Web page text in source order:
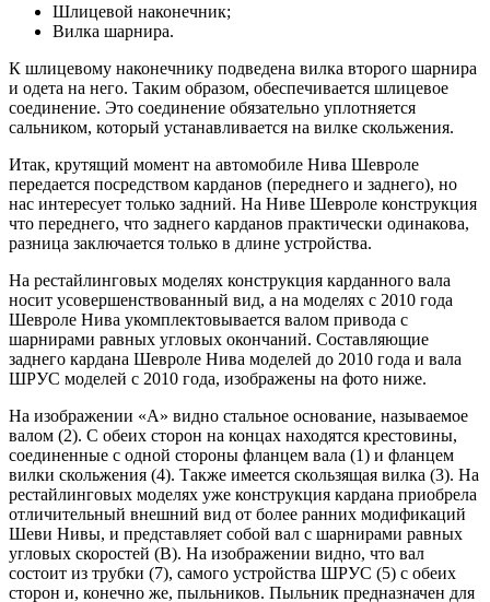
Шлицевой наконечник;
Вилка шарнира.
К шлицевому наконечнику подведена вилка второго шарнира
и одета на него. Таким образом, обеспечивается шлицевое
соединение. Это соединение обязательно уплотняется
сальником, который устанавливается на вилке скольжения.
Итак, крутящий момент на автомобиле Нива Шевроле
передается посредством карданов (переднего и заднего), но
нас интересует только задний. На Ниве Шевроле конструкция
что переднего, что заднего карданов практически одинакова,
разница заключается только в длине устройства.
На рестайлинговых моделях конструкция карданного вала
носит усовершенствованный вид, а на моделях с 2010 года
Шевроле Нива укомплектовывается валом привода с
шарнирами равных угловых окончаний. Составляющие
заднего кардана Шевроле Нива моделей до 2010 года и вала
ШРУС моделей с 2010 года, изображены на фото ниже.
На изображении «А» видно стальное основание, называемое
валом (2). С обеих сторон на концах находятся крестовины,
соединенные с одной стороны фланцем вала (1) и фланцем
вилки скольжения (4). Также имеется скользящая вилка (3). На
рестайлинговых моделях уже конструкция кардана приобрела
отличительный внешний вид от более ранних модификаций
Шеви Нивы, и представляет собой вал с шарнирами равных
угловых скоростей (В). На изображении видно, что вал
состоит из трубки (7), самого устройства ШРУС (5) с обеих
сторон и, конечно же, пыльников. Пыльник предназначен для